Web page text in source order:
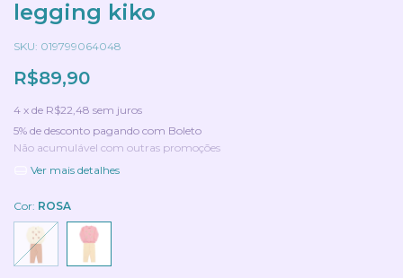
legging kiko
SKU: 019799064048
R$89,90
4 x de R$22,48 sem juros
5% de desconto pagando com Boleto
Não acumulável com outras promoções
Ver mais detalhes
Cor: ROSA